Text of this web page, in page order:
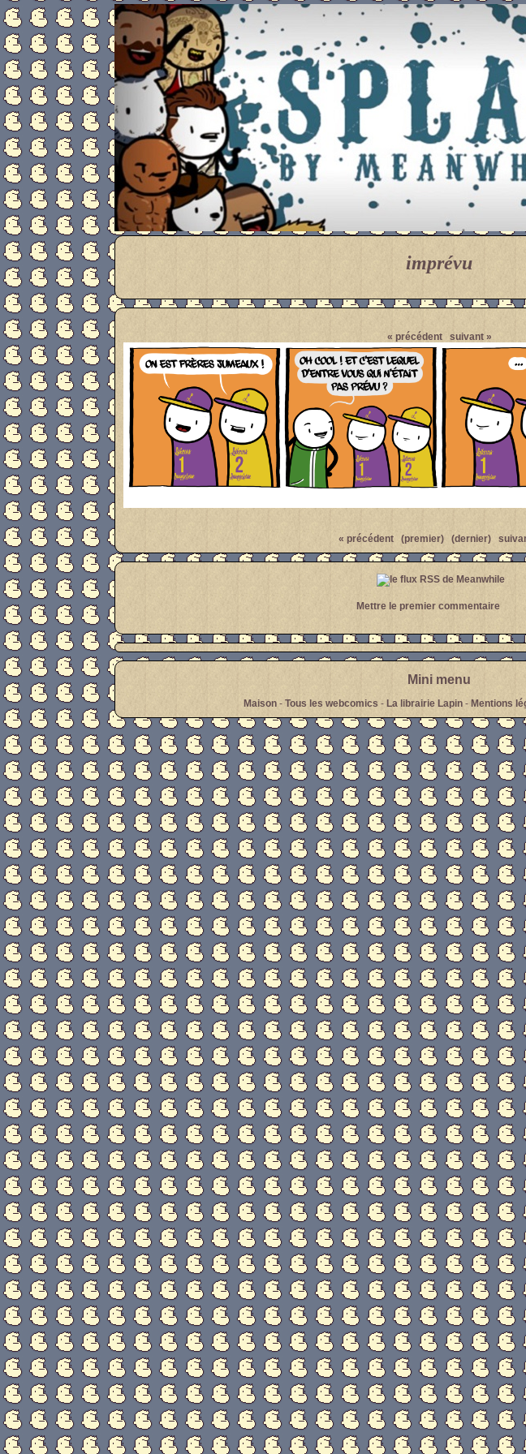
Pendant ce temps... Par Meanwhile.
imprévu
« précédent suivant »
« précédent (premier) (dernier)
Mettre le premier commentaire
Mini menu
Maison- Tous les webcomics - La librairie Lapin- Mentions